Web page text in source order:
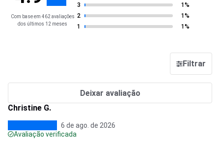
Com base em 462 avaliações
dos últimos 12 meses
3
1%
2
1%
1
1%
Filtrar
Deixar avaliação
Christine G.
6 de ago. de 2026
Avaliação verificada